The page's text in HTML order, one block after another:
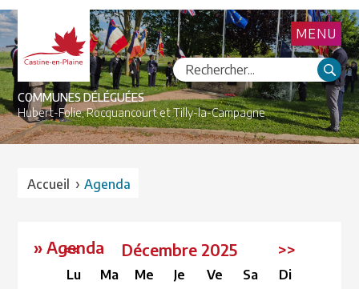
COMMUNES DÉLÉGUÉES
Hubert-Folie,Rocquancourt etTilly-la-Campagne
MENU
Accueil ›Agenda
» Agenda
<< Décembre 2025 >>
Lu Ma Me Je Ve Sa Di